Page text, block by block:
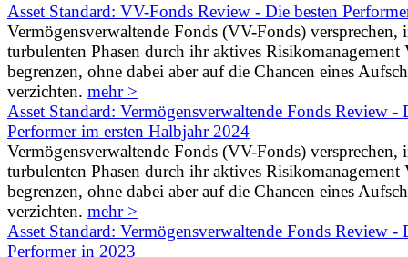
Asset Standard: VV-Fonds Review - Die besten
Vermögensverwaltende Fonds (VV-Fonds) versprechen,
turbulenten Phasen durch ihr aktives Risikomanagement
begrenzen, ohne dabei aber auf die Chancen eines
verzichten. mehr >
Asset Standard: Vermögensverwaltende Fonds Review -
Performer im ersten Halbjahr 2024
Vermögensverwaltende Fonds (VV-Fonds) versprechen,
turbulenten Phasen durch ihr aktives Risikomanagement
begrenzen, ohne dabei aber auf die Chancen eines
verzichten. mehr >
Asset Standard: Vermögensverwaltende Fonds Review -
Performer in 2023